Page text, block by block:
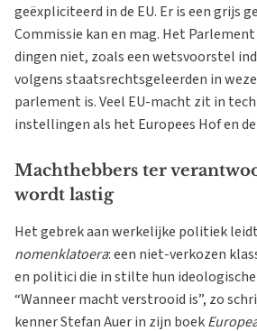
geëxpliciteerd in de EU. Er is een grijs
Commissie kan en mag. Het
dingen niet, zoals een wetsvoorstel
volgens staatsrechtsgeleerden in
parlement is. Veel EU-macht zit in
instellingen als het Europees Hof en de
Machthebbers ter
wordt lastig
Het gebrek aan werkelijke politiek
nomenklatoera: een niet-verkozen
en politici die in stilte hun ideologische
“Wanneer macht verstrooid is”, zo
kenner Stefan Auer in zijn boek